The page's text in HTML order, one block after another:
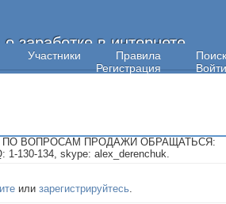
заработке в интернете
Участники Правила
Поиск
Регистрация
Войти
ВОПРОСАМ ПРОДАЖИ ОБРАЩАТЬСЯ:
1-130-134, skype: alex_derenchuk.
илизарегистрируйтесь